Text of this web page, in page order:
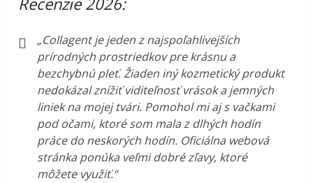
„Collagent je jeden z najspoľahlivejších
prírodných prostriedkov pre krásnu a
bezchybnú pleť. Žiaden iný kozmetický produkt
nedokázal znížiť viditeľnosť vrások a jemných
liniek na mojej tvári. Pomohol mi aj s vačkami
pod očami, ktoré som mala z dlhých hodín
práce do neskorých hodín. Oficiálna webová
stránka ponúka veľmi dobré zľavy, ktoré
môžete využiť.“